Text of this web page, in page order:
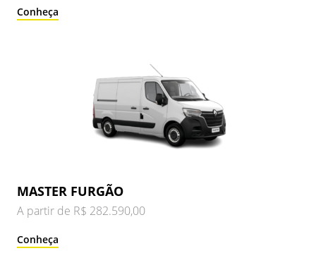
Conheça
MASTER FURGÃO
A partir de R$ 282.590,00
Conheça